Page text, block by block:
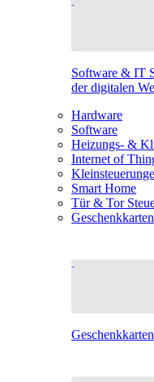
Software & IT
der digitalen
Hardware
Software
Heizungs- &
Internet of
Smart Home
Tür & Tor